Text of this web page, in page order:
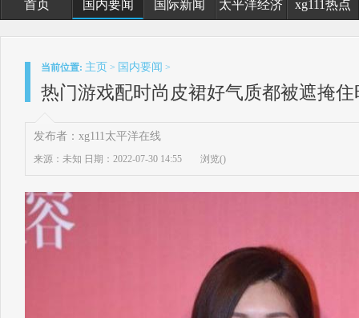
首页 国内要闻 国际新闻 太平洋经济 xg111热点
当前位置: 主页 > 国内要闻 >
热门游戏配时尚皮裙好气质都被遮掩
发布者：xg111太平洋在线
来源：未知 日期：2022-07-30 14:55 浏览()